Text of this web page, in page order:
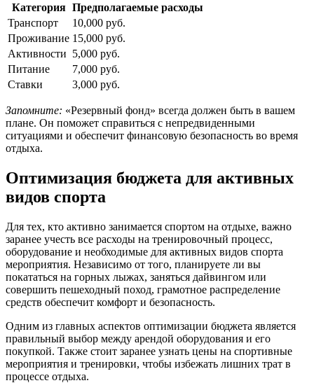
Категория Предполагаемые расходы
Транспорт
10,000 руб.
Проживание 15,000 руб.
Активности 5,000 руб.
Питание
7,000 руб.
Ставки
3,000 руб.
Запомните: «Резервный фонд» всегда должен быть в вашем
плане. Он поможет справиться с непредвиденными
ситуациями и обеспечит финансовую безопасность во время
отдыха.
Оптимизация бюджета для активных
видов спорта
Для тех, кто активно занимается спортом на отдыхе, важно
заранее учесть все расходы на тренировочный процесс,
оборудование и необходимые для активных видов спорта
мероприятия. Независимо от того, планируете ли вы
покататься на горных лыжах, заняться дайвингом или
совершить пешеходный поход, грамотное распределение
средств обеспечит комфорт и безопасность.
Одним из главных аспектов оптимизации бюджета является
правильный выбор между арендой оборудования и его
покупкой. Также стоит заранее узнать цены на спортивные
мероприятия и тренировки, чтобы избежать лишних трат в
процессе отдыха.